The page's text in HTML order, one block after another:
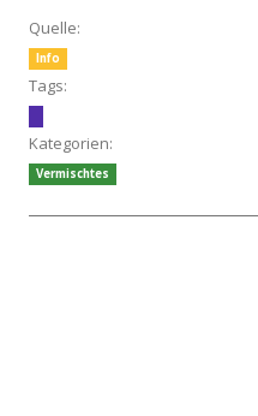
Quelle:
Info
Tags:
Kategorien:
Vermischtes